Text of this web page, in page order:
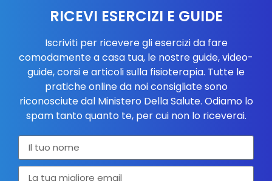
RICEVI ESERCIZI E GUIDE
Iscriviti per ricevere gli esercizi da fare
comodamente a casa tua, le nostre guide, video-
guide, corsi e articoli sulla fisioterapia. Tutte le
pratiche online da noi consigliate sono
riconosciute dal Ministero Della Salute. Odiamo lo
spam tanto quanto te, per cui non lo riceverai.